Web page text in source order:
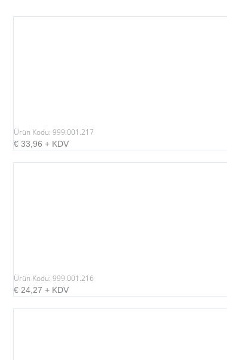
Ürün Kodu: 999.001.217
€ 33,96 + KDV
Ürün Kodu: 999.001.216
€ 24,27 + KDV